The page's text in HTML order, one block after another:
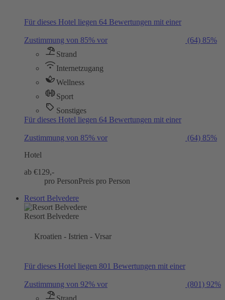
Für dieses Hotel liegen 64 Bewertungen mit einer
Zustimmung von 85% vor (64) 85%
Strand
Internetzugang
Wellness
Sport
Sonstiges
Für dieses Hotel liegen 64 Bewertungen mit einer
Zustimmung von 85% vor (64) 85%
Hotel
ab €129,-
pro PersonPreis pro Person
Resort Belvedere
Resort Belvedere
Kroatien - Istrien - Vrsar
Für dieses Hotel liegen 801 Bewertungen mit einer
Zustimmung von 92% vor (801) 92%